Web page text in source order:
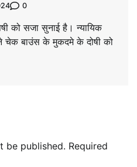
0
को सजा सुनाई है। न्यायिक
चेक बाउंस के मुकदमे के दोषी को
be published. Required